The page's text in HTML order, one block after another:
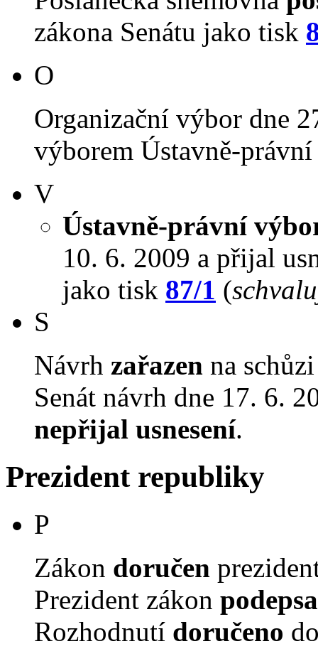
zákona Senátu jako tisk
O
Organizační výbor dne
výborem Ústavně-
V
Ústavně-právní
10. 6. 2009 a přijal
jako tisk 87/1 (
S
Návrh zařazen na
Senát návrh dne 17. 6.
nepřijal usnesení.
Prezident republiky
P
Zákon doručen
Prezident zákon
Rozhodnutí doručeno